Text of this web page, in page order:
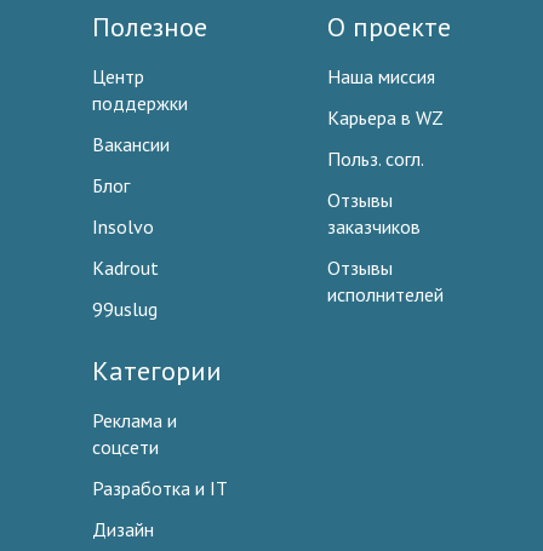
Полезное
Центр
поддержки
Вакансии
Блог
Insolvo
Kadrout
99uslug
О проекте
Наша миссия
Карьера в WZ
Польз. согл.
Отзывы
заказчиков
Отзывы
исполнителей
Категории
Реклама и
соцсети
Разработка и IT
Дизайн